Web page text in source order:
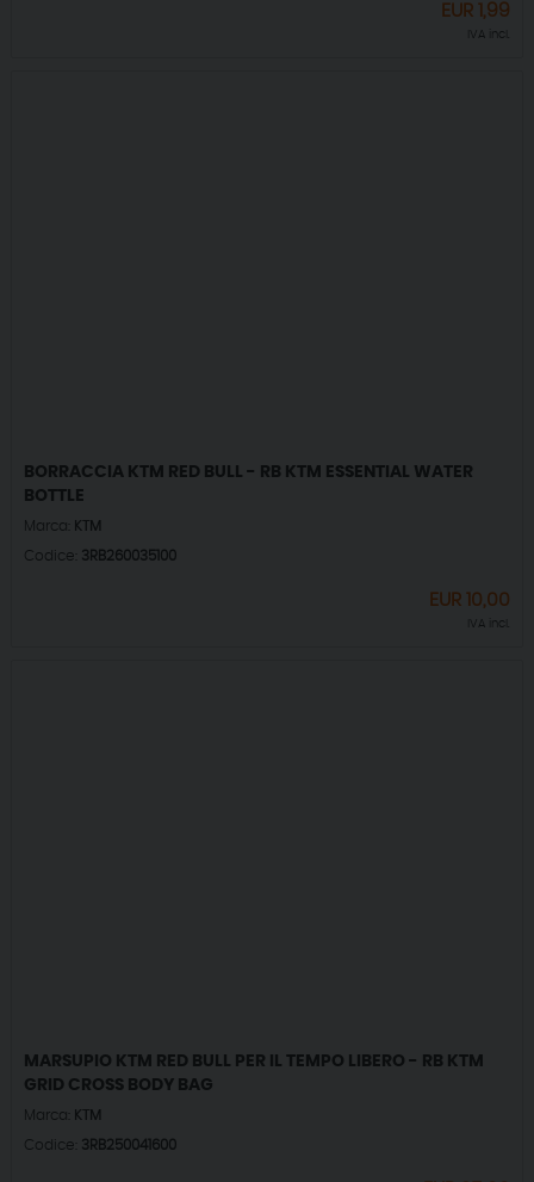
EUR 1,99
IVA incl.
BORRACCIA KTM RED BULL - RB KTM ESSENTIAL WATER
BOTTLE
Marca: KTM
Codice: 3RB260035100
EUR 10,00
IVA incl.
MARSUPIO KTM RED BULL PER IL TEMPO LIBERO - RB KTM
GRID CROSS BODY BAG
Marca: KTM
Codice: 3RB250041600